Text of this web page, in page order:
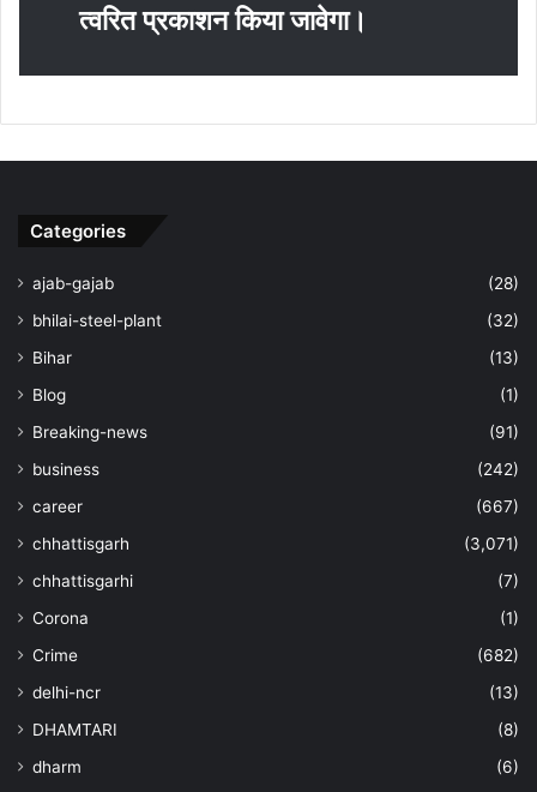
त्‍वरित प्रकाशन किया जावेगा।
Categories
ajab-gajab
(28)
bhilai-steel-plant
(32)
Bihar
(13)
Blog
(1)
Breaking-news
(91)
business
(242)
career
(667)
chhattisgarh
(3,071)
chhattisgarhi
(7)
Corona
(1)
Crime
(682)
delhi-ncr
(13)
DHAMTARI
(8)
dharm
(6)